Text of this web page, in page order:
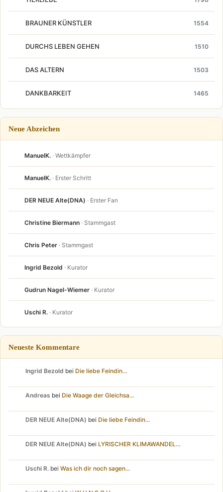
BRAUNER KÜNSTLER 1554
DURCHS LEBEN GEHEN 1510
DAS ALTERN 1503
DANKBARKEIT 1465
Neue Abzeichen
ManuelK. · Wettkämpfer
ManuelK. · Erster Schritt
DER NEUE Alte(DNA) · Erster Fan
Christine Biermann · Stammgast
Chris Peter · Stammgast
Ingrid Bezold · Kurator
Gudrun Nagel-Wiemer · Kurator
Uschi R. · Kurator
Neueste Kommentare
Ingrid Bezold bei Die liebe Feindin…
Andreas bei Die Waage der Gleichsa…
DER NEUE Alte(DNA) bei Die liebe Feindin…
DER NEUE Alte(DNA) bei LYRISCHER KLIMAWANDEL…
Uschi R. bei Was ich dir noch sagen…